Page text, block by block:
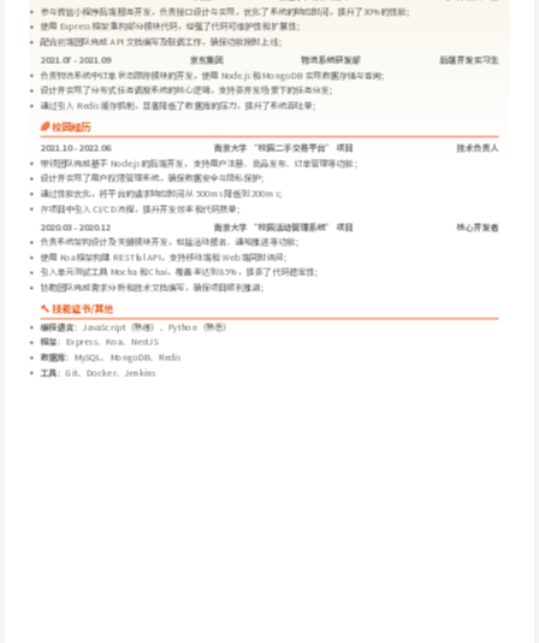
参与微信小程序后端服务开发，负责接口设计与实现，优化了系统的响应时间，提升了30%的性能；
使用 Express 框架重构部分模块代码，增强了代码可维护性和扩展性；
配合前端团队完成 API 文档编写及联调工作，确保功能按时上线；
2021.07 - 2021.09
京东集团 物流系统研发部
后端开发实习生
负责物流系统中订单状态跟踪模块的开发，使用 Node.js 和 MongoDB 实现数据存储与查询；
设计并实现了分布式任务调度系统的核心逻辑，支持高并发场景下的任务分发；
通过引入 Redis 缓存机制，显著降低了数据库的压力，提升了系统吞吐量；
🌈 校园经历
2021.10 - 2022.06 南京大学 “校园二手交易平台” 项目
技术负责人
带领团队完成基于 Node.js 的后端开发，支持用户注册、商品发布、订单管理等功能；
设计并实现了用户权限管理系统，确保数据安全与隐私保护；
通过性能优化，将平台的请求响应时间从 500ms 降低到 200ms；
在项目中引入 CI/CD 流程，提升开发效率和代码质量；
2020.03 - 2020.12
南京大学 “校园活动管理系统” 项目
核心开发者
负责系统架构设计及关键模块开发，包括活动报名、通知推送等功能；
使用 Koa 框架构建 RESTful API，支持移动端和 Web 端同时访问；
引入单元测试工具 Mocha 和 Chai，覆盖率达到 85%，提高了代码稳定性；
协助团队完成需求分析和技术文档编写，确保项目顺利推进；
🔨 技能证书/其他
编程语言：JavaScript（熟练）、Python（熟悉）
框架：Express、Koa、NestJS
数据库：MySQL、MongoDB、Redis
工具：Git、Docker、Jenkins